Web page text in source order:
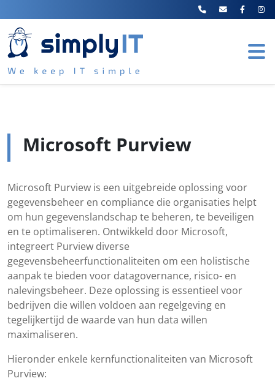
Microsoft Purview
Microsoft Purview is een uitgebreide oplossing voor
gegevensbeheer en compliance die organisaties helpt
om hun gegevenslandschap te beheren, te beveiligen
en te optimaliseren. Ontwikkeld door Microsoft,
integreert Purview diverse
gegevensbeheerfunctionaliteiten om een holistische
aanpak te bieden voor datagovernance, risico- en
nalevingsbeheer. Deze oplossing is essentieel voor
bedrijven die willen voldoen aan regelgeving en
tegelijkertijd de waarde van hun data willen
maximaliseren.
Hieronder enkele kernfunctionaliteiten van Microsoft
Purview: